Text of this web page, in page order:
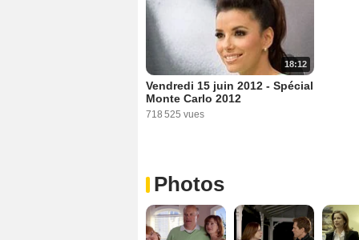
18:12
Vendredi 15 juin 2012 - Spécial
Monte Carlo 2012
718 525 vues
Photos